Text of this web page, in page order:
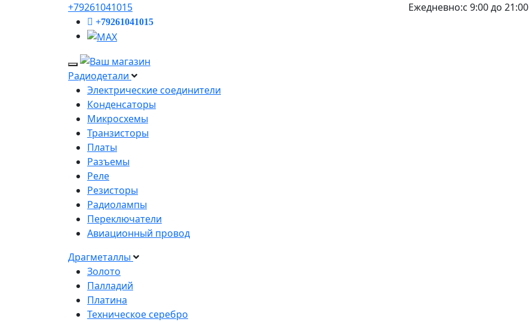
+79261041015
+79261041015
Ежедневно:с 9:00 до 21:00
Радиодетали
Электрические соединители
Конденсаторы
Микросхемы
Транзисторы
Платы
Разъемы
Реле
Резисторы
Радиолампы
Переключатели
Авиационный провод
Драгметаллы
Золото
Палладий
Платина
Техническое серебро